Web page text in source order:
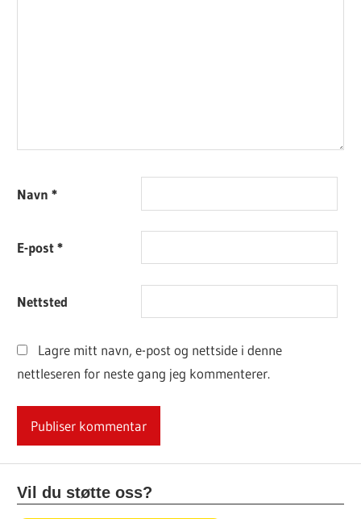
Navn*
E-post*
Nettsted
Lagre mitt navn, e-post og nettside i denne
nettleseren for neste gang jeg kommenterer.
Vil du støtte oss?